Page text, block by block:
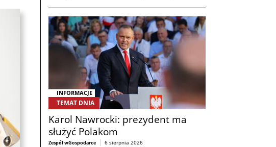
INFORMACJE
TEMAT DNIA
Karol Nawrocki: prezydent ma
służyć Polakom
Zespół wGospodarce 6 sierpnia 2026